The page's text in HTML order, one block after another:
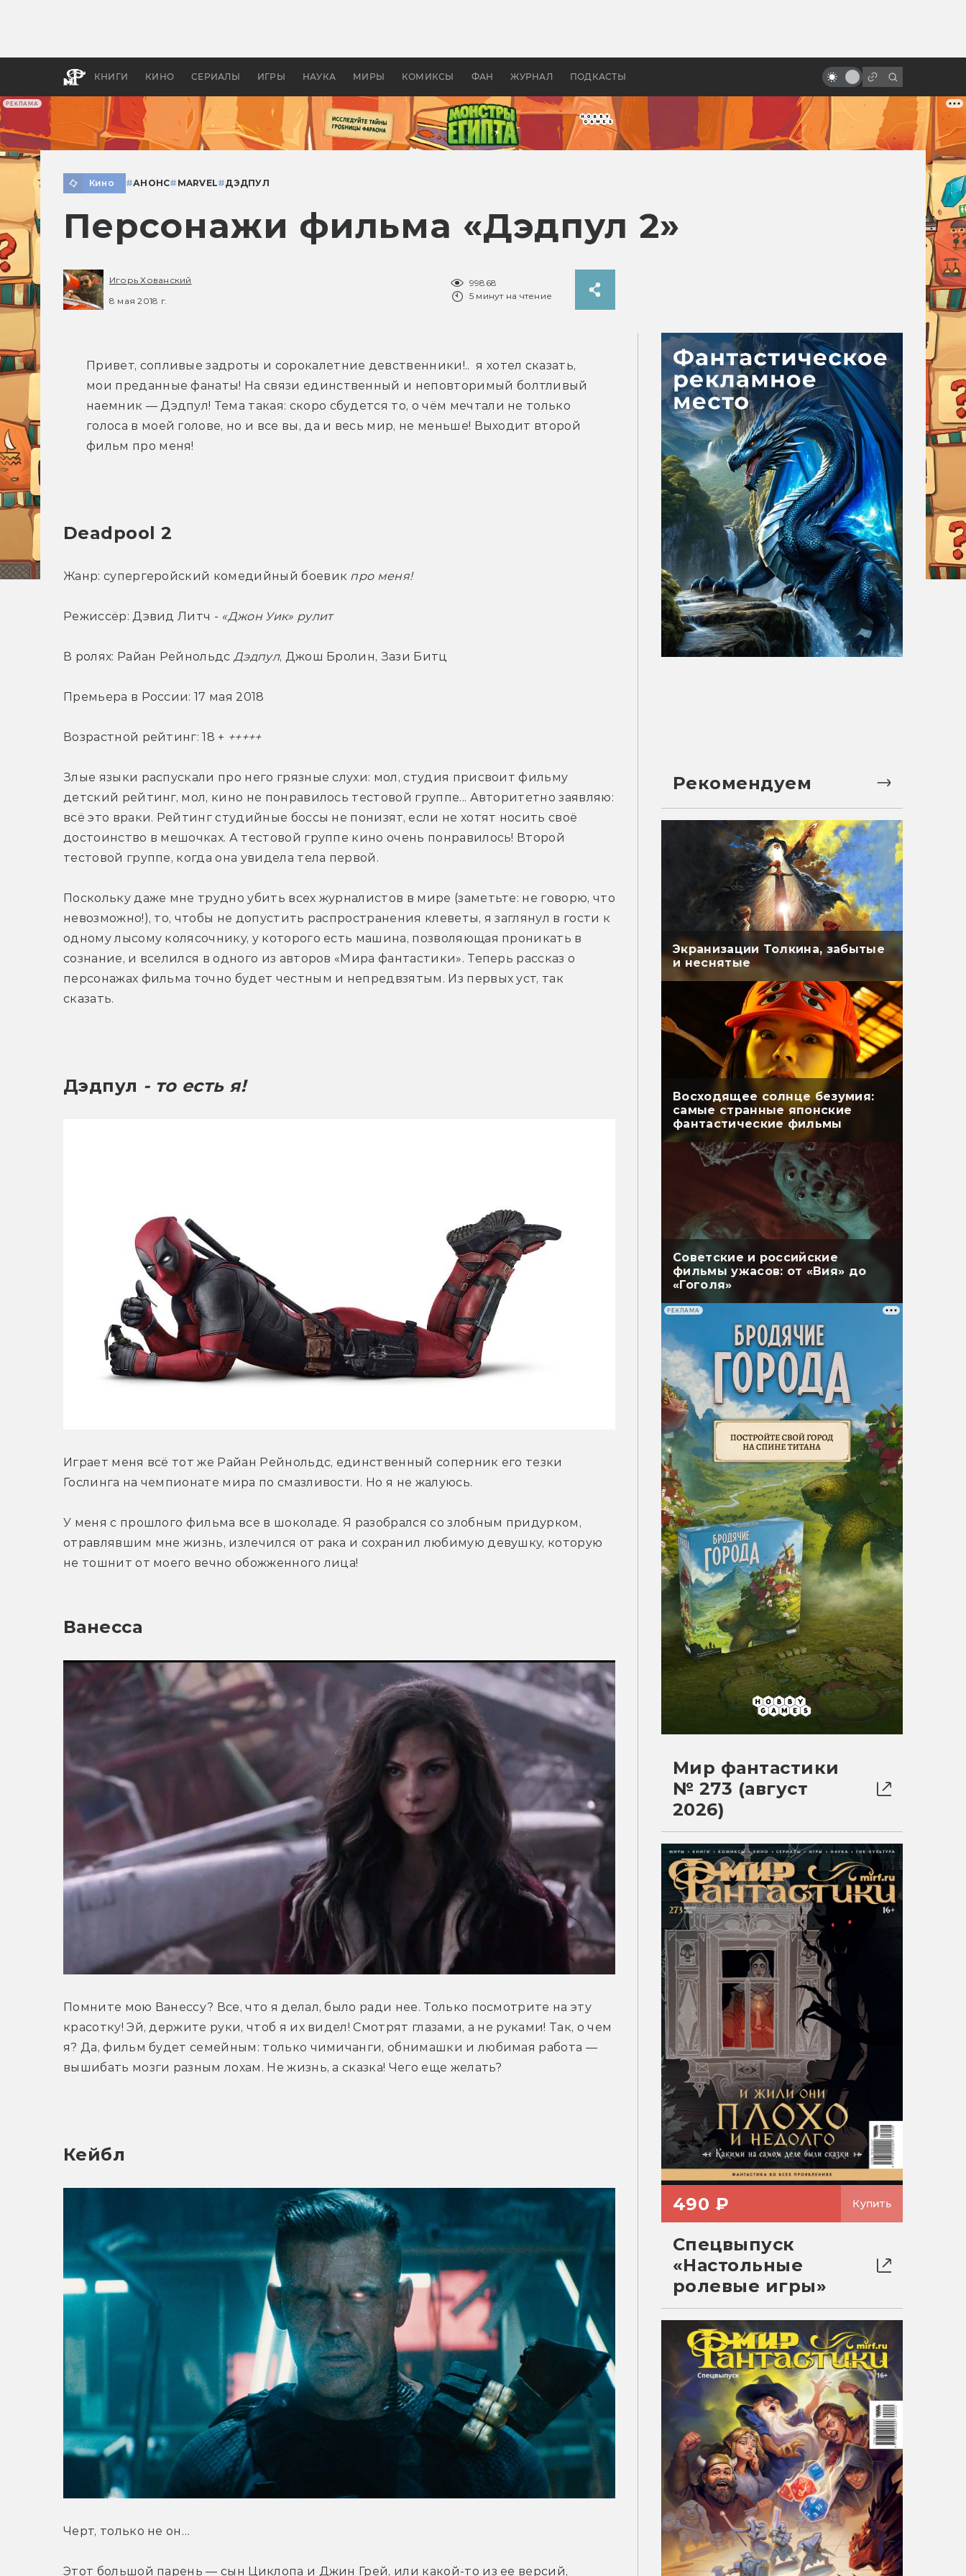
РЕКЛАМА
КНИГИ КИНО СЕРИАЛЫ ИГРЫ НАУКА МИРЫ КОМИКСЫ ФАН ЖУРНАЛ ПОДКАСТЫ
апокалипсис, в России —
бы «Властелина колец»
про идею под маской
Кино #АНОНС# MARVEL#ДЭДПУЛ
Персонажи фильма «Дэдпул 2»
Игорь Хованский
8 мая 2018 г.
99868
5 минут на чтение
Привет, сопливые задроты и сорокалетние девственники!.. я хотел сказать,
мои преданные фанаты! На связи единственный и неповторимый болтливый
наемник — Дэдпул! Тема такая: скоро сбудется то, о чём мечтали не только
голоса в моей голове, но и все вы, да и весь мир, не меньше! Выходит второй
фильм про меня!
Deadpool 2
Жанр: супергеройский комедийный боевик про меня!
Режиссёр: Дэвид Литч - «Джон Уик» рулит
В ролях: Райан Рейнольдс Дэдпул, Джош Бролин, Зази Битц
Премьера в России: 17 мая 2018
Возрастной рейтинг: 18 + +++++
Злые языки распускали про него грязные слухи: мол, студия присвоит фильму
детский рейтинг, мол, кино не понравилось тестовой группе... Авторитетно заявляю:
всё это враки. Рейтинг студийные боссы не понизят, если не хотят носить своё
достоинство в мешочках. А тестовой группе кино очень понравилось! Второй
тестовой группе, когда она увидела тела первой.
Поскольку даже мне трудно убить всех журналистов в мире (заметьте: не говорю, что
невозможно!), то, чтобы не допустить распространения клеветы, я заглянул в гости к
одному лысому колясочнику, у которого есть машина, позволяющая проникать в
сознание, и вселился в одного из авторов «Мира фантастики». Теперь рассказ о
персонажах фильма точно будет честным и непредвзятым. Из первых уст, так
сказать.
Дэдпул - то есть я!
Играет меня всё тот же Райан Рейнольдс, единственный соперник его тезки
Гослинга на чемпионате мира по смазливости. Но я не жалуюсь.
У меня с прошлого фильма все в шоколаде. Я разобрался со злобным придурком,
отравлявшим мне жизнь, излечился от рака и сохранил любимую девушку, которую
не тошнит от моего вечно обожженного лица!
Ванесса
Помните мою Ванессу? Все, что я делал, было ради нее. Только посмотрите на эту
красотку! Эй, держите руки, чтоб я их видел! Смотрят глазами, а не руками! Так, о чем
я? Да, фильм будет семейным: только чимичанги, обнимашки и любимая работа —
вышибать мозги разным лохам. Не жизнь, а сказка! Чего еще желать?
Кейбл
Черт, только не он…
Этот большой парень — сын Циклопа и Джин Грей, или какой-то из ее версий,
Рекомендуем
Экранизации Толкина, забытые
и неснятые
Восходящее солнце безумия:
самые странные японские
фантастические фильмы
Советские и российские
фильмы ужасов: от «Вия» до
«Гоголя»
РЕКЛАМА
Мир фантастики
№ 273 (август
2026)
490 ₽ Купить
Спецвыпуск
«Настольные
ролевые игры»